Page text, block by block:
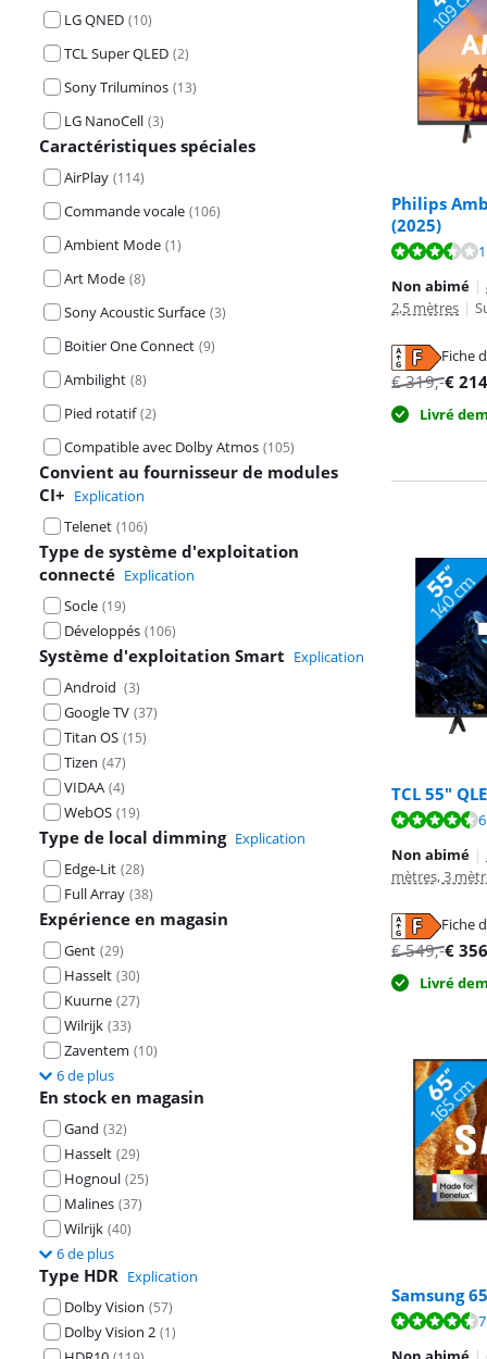
LG QNED (10)
TCL Super QLED (2)
Sony Triluminos (13)
LG NanoCell (3)
Caractéristiques spéciales
AirPlay (114)
Commande vocale (106)
Ambient Mode (1)
Art Mode (8)
Sony Acoustic Surface (3)
Boitier One Connect (9)
Ambilight (8)
Pied rotatif (2)
Compatible avec Dolby Atmos (105)
Convient au fournisseur de modules
CI+ Explication
Telenet (106)
Type de système d'exploitation
connecté Explication
Socle (19)
Développés (106)
Système d'exploitation Smart Explication
Android (3)
Google TV (37)
Titan OS (15)
Tizen (47)
VIDAA (4)
WebOS (19)
Type de local dimming Explication
Edge-Lit (28)
Full Array (38)
Expérience en magasin
Gent (29)
Hasselt (30)
Kuurne (27)
Wilrijk (33)
Zaventem (10)
6 de plus
En stock en magasin
Gand (32)
Hasselt (29)
Hognoul (25)
Malines (37)
Wilrijk (40)
6 de plus
Type HDR Explication
Dolby Vision (57)
Dolby Vision 2 (1)
Philips
(2025)
La note est de
Non abimé |
2,5 mètres |
Fiche
s'ouvre dans
€319,-€ 214
Livré
La note est de
s'ouvre dans
La note est de
s'ouvre dans
TCL 55"
La note est de
Non abimé |
mètres, 3
Fiche
s'ouvre dans
€549,-€ 356
Livré
La note est de
s'ouvre dans
La note est de
s'ouvre dans
Samsung
La note est de
La note est de
La note est de